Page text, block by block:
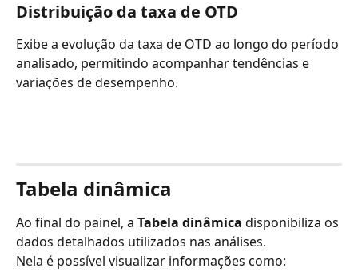
Distribuição da taxa de OTD
Exibe a evolução da taxa de OTD ao longo do período
analisado, permitindo acompanhar tendências e
variações de desempenho.
Tabela dinâmica
Ao final do painel, a Tabela dinâmica disponibiliza os
dados detalhados utilizados nas análises.
Nela é possível visualizar informações como: